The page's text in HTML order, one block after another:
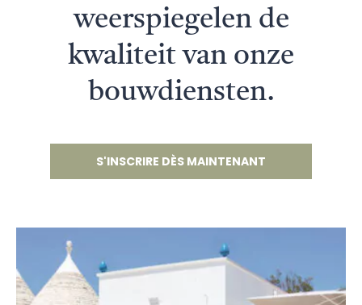
weerspiegelen de
kwaliteit van onze
bouwdiensten.
S'INSCRIRE DÈS MAINTENANT